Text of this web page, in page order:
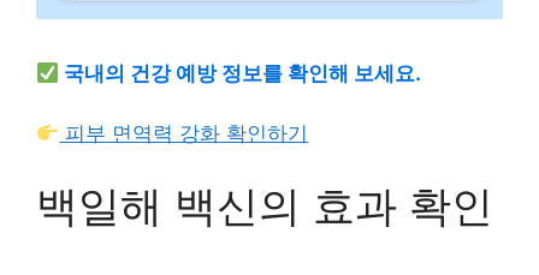
국내의 건강 예방 정보를 확인해 보세요.
피부 면역력 강화 확인하기
백일해 백신의 효과 확인